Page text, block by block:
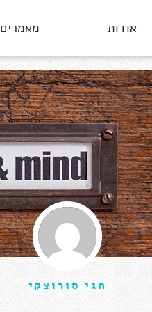
אודות מאמרים
חגי סורוצקי